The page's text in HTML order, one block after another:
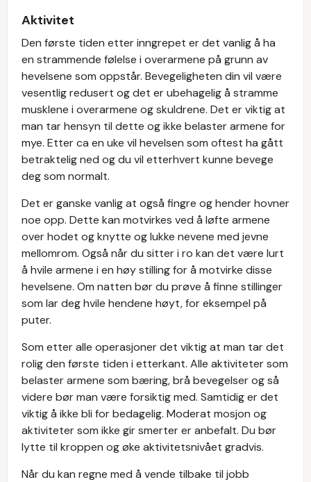
Aktivitet
Den første tiden etter inngrepet er det vanlig å ha
en strammende følelse i overarmene på grunn av
hevelsene som oppstår. Bevegeligheten din vil være
vesentlig redusert og det er ubehagelig å stramme
musklene i overarmene og skuldrene. Det er viktig at
man tar hensyn til dette og ikke belaster armene for
mye. Etter ca en uke vil hevelsen som oftest ha gått
betraktelig ned og du vil etterhvert kunne bevege
deg som normalt.
Det er ganske vanlig at også fingre og hender hovner
noe opp. Dette kan motvirkes ved å løfte armene
over hodet og knytte og lukke nevene med jevne
mellomrom. Også når du sitter i ro kan det være lurt
å hvile armene i en høy stilling for å motvirke disse
hevelsene. Om natten bør du prøve å finne stillinger
som lar deg hvile hendene høyt, for eksempel på
puter.
Som etter alle operasjoner det viktig at man tar det
rolig den første tiden i etterkant. Alle aktiviteter som
belaster armene som bæring, brå bevegelser og så
videre bør man være forsiktig med. Samtidig er det
viktig å ikke bli for bedagelig. Moderat mosjon og
aktiviteter som ikke gir smerter er anbefalt. Du bør
lytte til kroppen og øke aktivitetsnivået gradvis.
Når du kan regne med å vende tilbake til jobb